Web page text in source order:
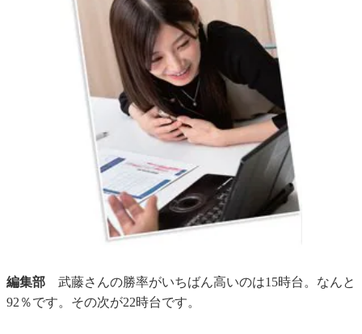
編集部 武藤さんの勝率がいちばん高いのは15時台。なんと
92％です。その次が22時台です。